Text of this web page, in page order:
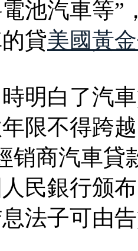
池汽車等”
貸美國黃
明白了汽
限不得跨
销商汽車貸
民銀行颁
法子可由